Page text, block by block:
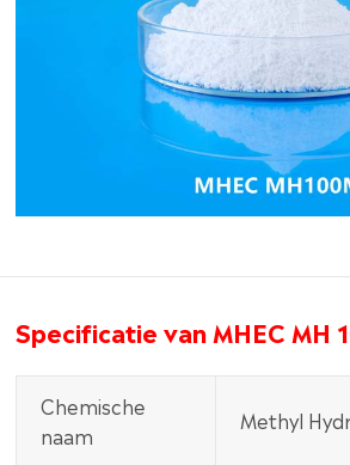
Specificatie van MHEC MH
Chemische
naam
Methyl